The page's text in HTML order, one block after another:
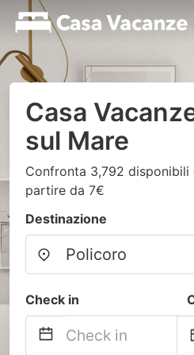
Casa
sul Mare
Confronta 3,792 disponibili
partire da 7€
Destinazione
Check in